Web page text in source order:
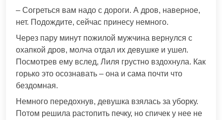
– Согреться вам надо с дороги. А дров, наверное,
нет. Подождите, сейчас принесу немного.
Через пару минут пожилой мужчина вернулся с
охапкой дров, молча отдал их девушке и ушел.
Посмотрев ему вслед, Лиля грустно вздохнула. Как
горько это осознавать – она и сама почти что
бездомная.
Немного передохнув, девушка взялась за уборку.
Потом решила растопить печку, но спичек у нее не